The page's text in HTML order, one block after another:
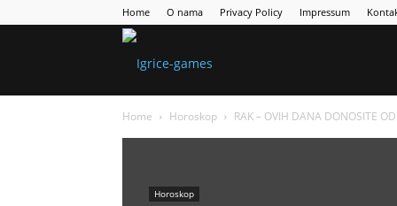
Home O nama Privacy Policy Impressum
Home Horoskop RAK – OVIH DANA DONOSITE
Horoskop